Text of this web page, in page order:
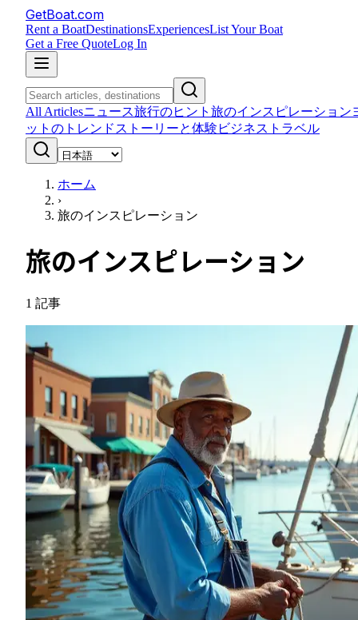
GetBoat.com
Rent a BoatDestinationsExperiencesList Your Boat
Get a Free QuoteLog In
All Articlesニュース旅行のヒント 旅のインスピレーション
ットのトレンド ストーリーと体験 ビジネストラベル
ホーム
›
旅のインスピレーション
旅のインスピレーション
1 記事